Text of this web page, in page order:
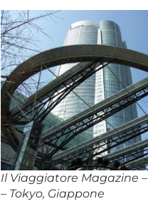
Il Viaggiatore Magazine
– Tokyo, Giappone